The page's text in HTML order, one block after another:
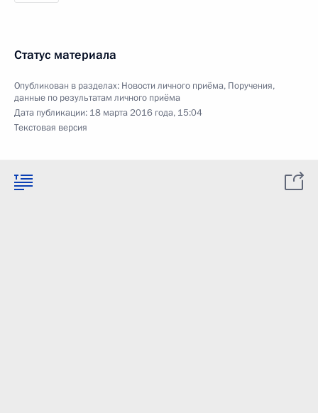
Статус материала
Опубликован в разделах: Новости личного приёма, Поручения,
данные по результатам личного приёма
Дата публикации: 18 марта 2016 года, 15:04
Текстовая версия